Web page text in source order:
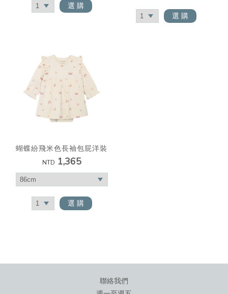
選 購
選 購
蝴蝶紛飛米色長袖包屁洋裝
NTD 1,365
選 購
聯絡我們